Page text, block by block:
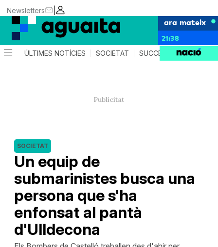
|
Newsletters
ara mateix
21:38
ÚLTIMES NOTÍCIES SOCIETAT SUCCESSOS AGENDA
Un equip de
submarinistes busca una
persona que s'ha
enfonsat al pantà
d'Ulldecona
SOCIETAT